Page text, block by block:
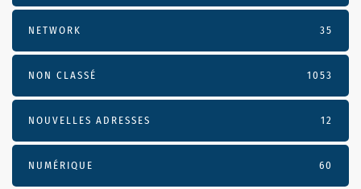
NETWORK 35
NON CLASSÉ 1053
NOUVELLES ADRESSES 12
NUMÉRIQUE 60